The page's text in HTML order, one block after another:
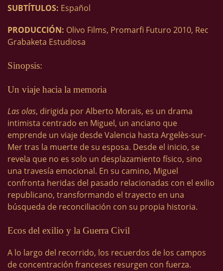
SUBTÍTULOS: Español
PRODUCCIÓN: Olivo Films, Promarfi Futuro 2010, Rec
Grabaketa Estudiosa
Sinopsis:
Un viaje hacia la memoria
Las olas, dirigida por Alberto Morais, es un drama
intimista centrado en Miguel, un anciano que
emprende un viaje desde Valencia hasta Argelès-sur-
Mer tras la muerte de su esposa. Desde el inicio, se
revela que no es solo un desplazamiento físico, sino
una travesía emocional. En su camino, Miguel
confronta heridas del pasado relacionadas con el exilio
republicano, transformando el trayecto en una
búsqueda de reconciliación con su propia historia.
Ecos del exilio y la Guerra Civil
A lo largo del recorrido, los recuerdos de los campos
de concentración franceses resurgen con fuerza.